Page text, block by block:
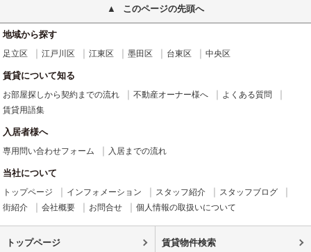
このページの先頭へ
地域から探す
足立区 江戸川区 江東区 墨田区 台東区 中央区
賃貸について知る
お部屋探しから契約までの流れ 不動産オーナー様へ
よくある質問
賃貸用語集
入居者様へ
専用問い合わせフォーム 入居までの流れ
当社について
トップページ インフォメーション スタッフ紹介
スタッフブログ
街紹介
会社概要 お問合せ 個人情報の取扱いについて
トップページ 賃貸物件検索